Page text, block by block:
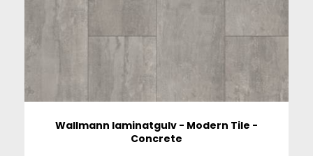
Wallmann laminatgulv - Modern Tile -
Concrete